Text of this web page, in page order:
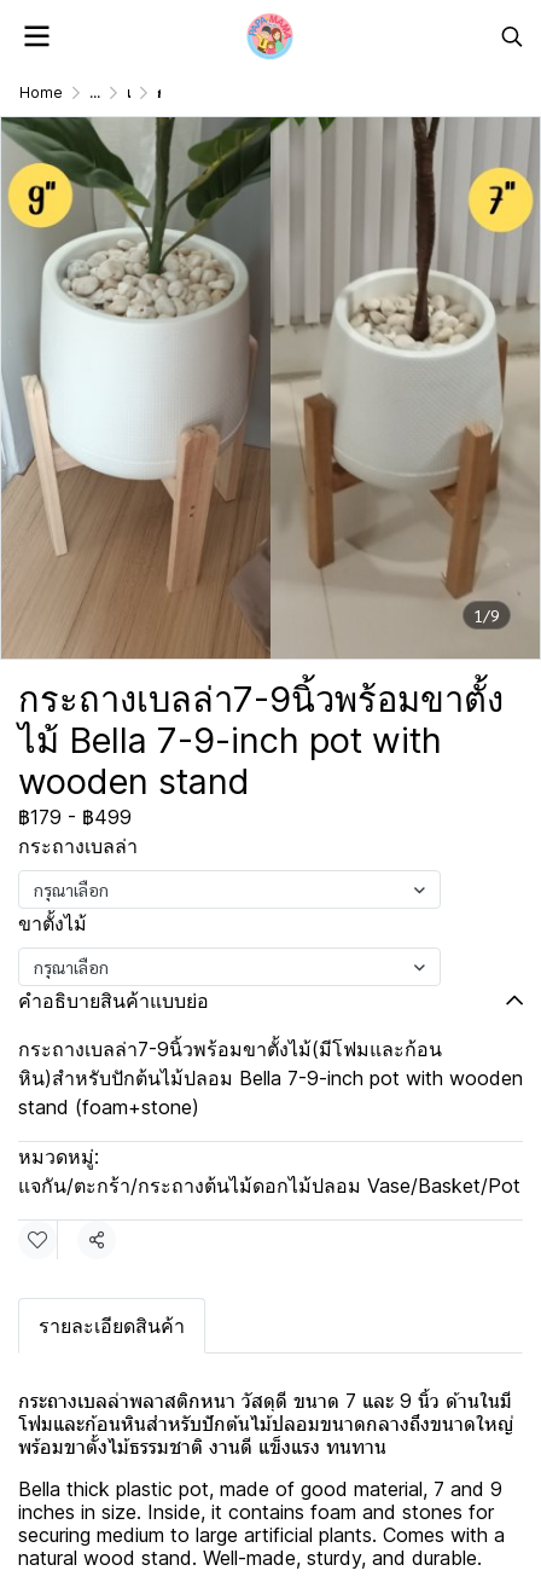
Home ... แจกัน/ตะกร้า/กระถางต้นไม้ดอกไม้ปลอม Vase/Basket/Pot กระถางเบลล่า7-9นิ้วพร้อมขาตั้งไม้ Bella 7-9-inch pot with wooden stand
1/9
กระถางเบลล่า7-9นิ้วพร้อมขาตั้ง
ไม้ Bella 7-9-inch pot with
wooden stand
฿179 - ฿499
กระถางเบลล่า
กรุณาเลือก
ขาตั้งไม้
กรุณาเลือก
คำอธิบายสินค้าแบบย่อ
กระถางเบลล่า7-9นิ้วพร้อมขาตั้งไม้(มีโฟมและก้อน
หิน)สำหรับปักต้นไม้ปลอม Bella 7-9-inch pot with wooden
stand (foam+stone)
หมวดหมู่:
แจกัน/ตะกร้า/กระถางต้นไม้ดอกไม้ปลอม Vase/Basket/Pot
แชร์
รายละเอียดสินค้า
กระถางเบลล่าพลาสติกหนา วัสดุดี ขนาด 7 และ 9 นิ้ว ด้านในมี
โฟมและก้อนหินสำหรับปักต้นไม้ปลอมขนาดกลางถึงขนาดใหญ่
พร้อมขาตั้งไม้ธรรมชาติ งานดี แข็งแรง ทนทาน
Bella thick plastic pot, made of good material, 7 and 9
inches in size. Inside, it contains foam and stones for
securing medium to large artificial plants. Comes with a
natural wood stand. Well-made, sturdy, and durable.